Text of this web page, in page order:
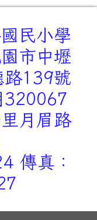
民小學
市中壢
路139號
320067
月眉路
傳真：